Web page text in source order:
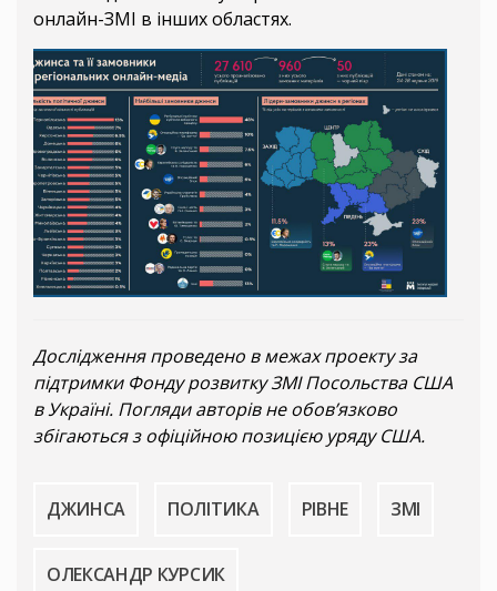
онлайн-ЗМІ в інших областях.
Дослідження проведено в межах проекту за
підтримки Фонду розвитку ЗМІ Посольства США
в Україні. Погляди авторів не обов’язково
збігаються з офіційною позицією уряду США.
ДЖИНСА ПОЛІТИКА РІВНЕ ЗМІ
ОЛЕКСАНДР КУРСИК